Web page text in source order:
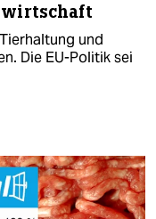
und
Die EU-Politik sei